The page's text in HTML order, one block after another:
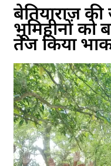
बेतियाराज
भूमिहीनों
तेज किया